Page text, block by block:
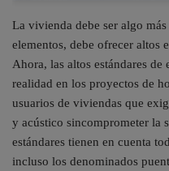
La vivienda debe ser algo
elementos, debe ofrecer altos
Ahora, las altos estándares
realidad en los proyectos de
usuarios de viviendas que
y acústico sincomprometer la
estándares tienen en cuenta
incluso los denominados